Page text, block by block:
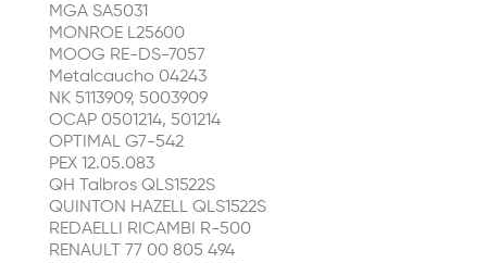
MGA SA5031
MONROE L25600
MOOG RE-DS-7057
Metalcaucho 04243
NK 5113909, 5003909
OCAP 0501214, 501214
OPTIMAL G7-542
PEX 12.05.083
QH Talbros QLS1522S
QUINTON HAZELL QLS1522S
REDAELLI RICAMBI R-500
RENAULT 77 00 805 494